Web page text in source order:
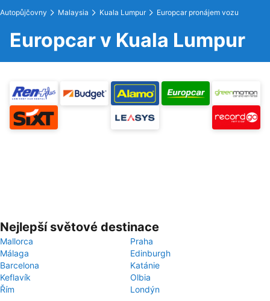
Autopůjčovny Malaysia Kuala Lumpur Europcar pronájem vozu
Europcar v Kuala Lumpur
Nejlepší světové destinace
Mallorca
Praha
Málaga
Edinburgh
Barcelona
Katánie
Keflavík
Olbia
Řím
Londýn